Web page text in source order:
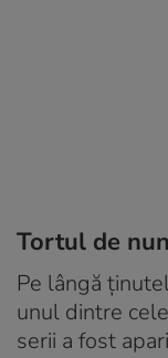
Tortul de
Pe lângă
unul dintre
serii a fost